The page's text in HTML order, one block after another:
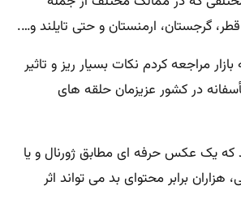
قطر، گرجستان، ارمنستان و حتی تایلند و….
مراجعه کردم نکات بسیار ریز و تاثیر
در کشور عزیزمان حلقه های
که یک عکس حرفه ای مطابق ژورنال و یا
هزاران برابر محتوای بد می تواند اثر